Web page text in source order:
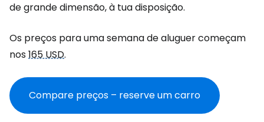
de grande dimensão, à tua disposição.
Os preços para uma semana de aluguer começam
nos165 USD.
Compare preços – reserve um carro